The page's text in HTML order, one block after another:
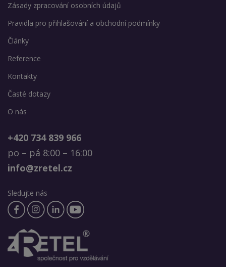
Zásady zpracování osobních údajů
Pravidla pro přihlašování a obchodní podmínky
Články
Reference
Kontakty
Časté dotazy
O nás
+420 734 839 966
po – pá 8:00 – 16:00
info@zretel.cz
Sledujte nás